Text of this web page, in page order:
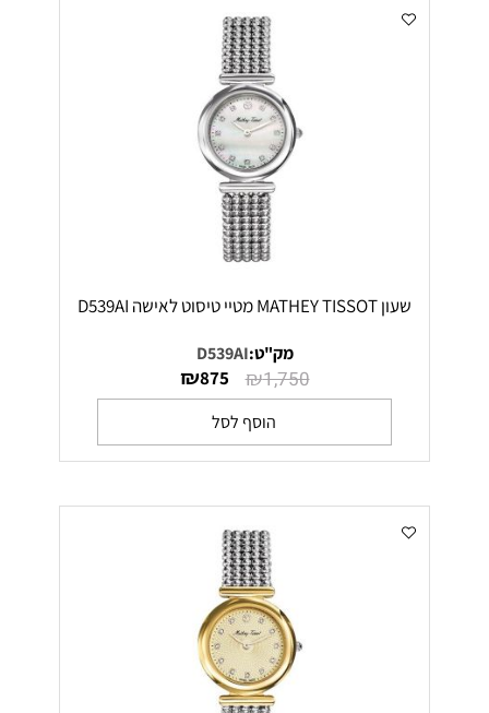
שעון MATHEY TISSOT מטיי טיסוט לאישה D539AI
מק"ט:D539AI
₪1,750
₪875
הוסף לסל